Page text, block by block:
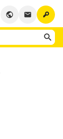
key
email
public